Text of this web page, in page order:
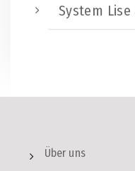
System
Über uns